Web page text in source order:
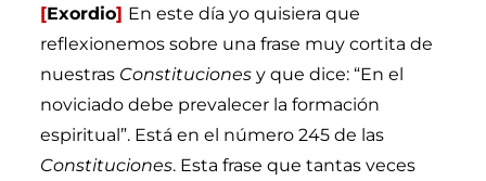
[Exordio] En este día yo quisiera que
reflexionemos sobre una frase muy cortita de
nuestras Constituciones y que dice: “En el
noviciado debe prevalecer la formación
espiritual”. Está en el número 245 de las
Constituciones. Esta frase que tantas veces